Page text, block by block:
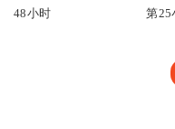
48小时 第25